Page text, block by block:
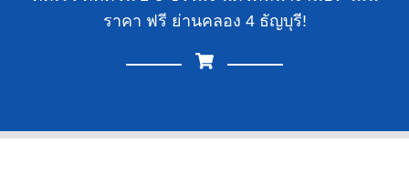
ราคา ฟรี ย่านคลอง 4 ธัญบุรี!